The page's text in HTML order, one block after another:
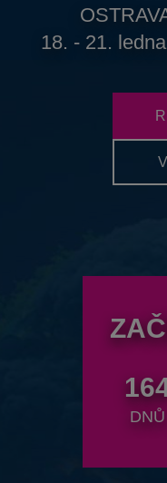
18. - 21.
DNŮ